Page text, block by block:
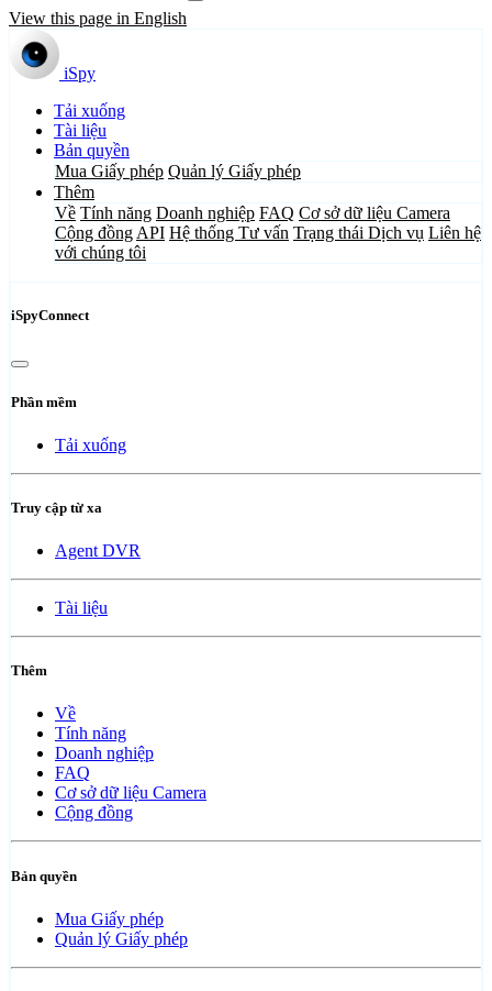
View this page in English
iSpy
Tải xuống
Tài liệu
Bản quyền
Mua Giấy phép Quản lý Giấy phép
Thêm
Về Tính năng Doanh nghiệp FAQ Cơ sở dữ liệu Camera
Cộng đồng API Hệ thống Tư vấn Trạng thái Dịch vụ Liên hệ
với chúng tôi
iSpyConnect
Phần mềm
Tải xuống
Truy cập từ xa
Agent DVR
Tài liệu
Thêm
Về
Tính năng
Doanh nghiệp
FAQ
Cơ sở dữ liệu Camera
Cộng đồng
Bản quyền
Mua Giấy phép
Quản lý Giấy phép